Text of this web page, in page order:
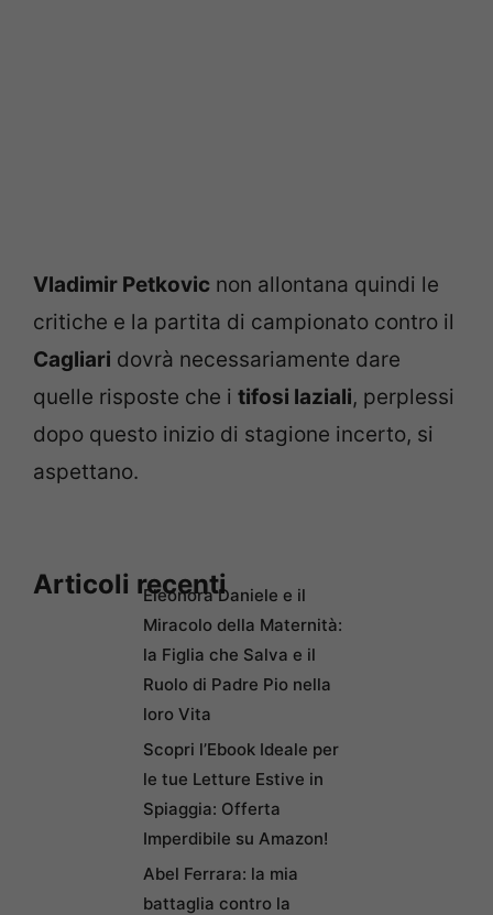
Vladimir Petkovic non allontana quindi le
critiche e la partita di campionato contro il
Cagliari dovrà necessariamente dare
quelle risposte che i tifosi laziali, perplessi
dopo questo inizio di stagione incerto, si
aspettano.
Articoli recentiEleonora Daniele e il
Miracolo della Maternità:
la Figlia che Salva e il
Ruolo di Padre Pio nella
loro Vita
Scopri l’Ebook Ideale per
le tue Letture Estive in
Spiaggia: Offerta
Imperdibile su Amazon!
Abel Ferrara: la mia
battaglia contro la